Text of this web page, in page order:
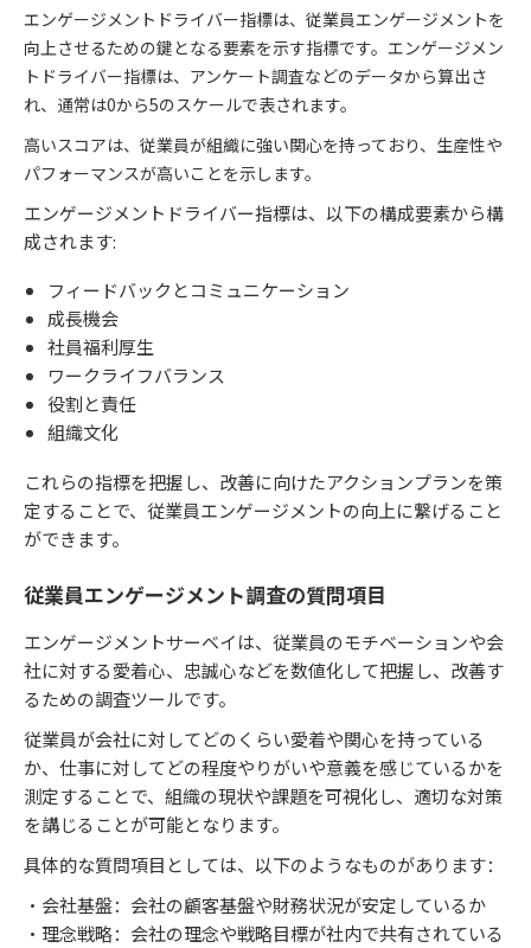
エンゲージメントドライバー指標は、従業員エンゲージメントを
向上させるための鍵となる要素を示す指標です。エンゲージメン
トドライバー指標は、アンケート調査などのデータから算出さ
れ、通常は0から5のスケールで表されます。
高いスコアは、従業員が組織に強い関心を持っており、生産性や
パフォーマンスが高いことを示します。
エンゲージメントドライバー指標は、以下の構成要素から構
成されます:
フィードバックとコミュニケーション
成長機会
社員福利厚生
ワークライフバランス
役割と責任
組織文化
これらの指標を把握し、改善に向けたアクションプランを策
定することで、従業員エンゲージメントの向上に繋げること
ができます。
従業員エンゲージメント調査の質問項目
エンゲージメントサーベイは、従業員のモチベーションや会
社に対する愛着心、忠誠心などを数値化して把握し、改善す
るための調査ツールです。
​従業員が会社に対してどのくらい愛着や関心を持っている
か、仕事に対してどの程度やりがいや意義を感じているかを
測定することで、組織の現状や課題を可視化し、適切な対策
を講じることが可能となります。​
具体的な質問項目としては、以下のようなものがあります：​
・会社基盤：会社の顧客基盤や財務状況が安定しているか
・理念戦略：会社の理念や戦略目標が社内で共有されている